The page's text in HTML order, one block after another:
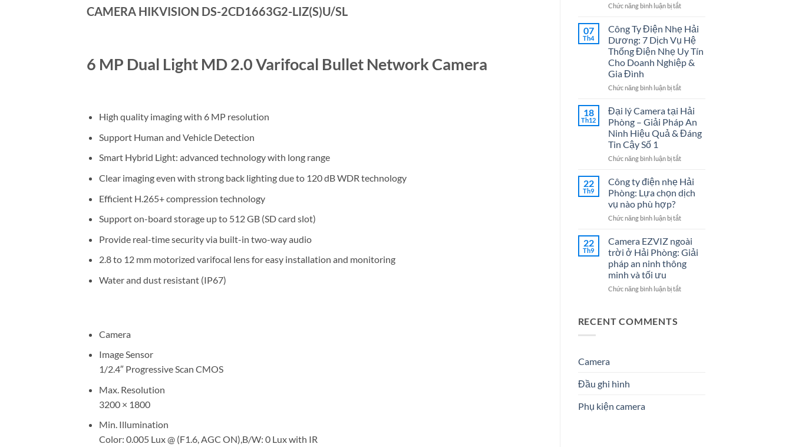
CAMERA HIKVISION DS-2CD1663G2-LIZ(S)U/SL
6 MP Dual Light MD 2.0 Varifocal Bullet Network Camera
High quality imaging with 6 MP resolution
Support Human and Vehicle Detection
Smart Hybrid Light: advanced technology with long range
Clear imaging even with strong back lighting due to 120 dB WDR technology
Efficient H.265+ compression technology
Support on-board storage up to 512 GB (SD card slot)
Provide real-time security via built-in two-way audio
2.8 to 12 mm motorized varifocal lens for easy installation and monitoring
Water and dust resistant (IP67)
Camera
Image Sensor
1/2.4″ Progressive Scan CMOS
Max. Resolution
3200 × 1800
Min. Illumination
Color: 0.005 Lux @ (F1.6, AGC ON),B/W: 0 Lux with IR
Chức năng bình luận bị tắtở
Công
Mạng
LAN
Tại
Hải
Chuyên
Giải
Pháp
Tối
Năm
2026
07
Th4
Công Ty Điện Nhẹ Hải
Dương: 7 Dịch Vụ Hệ
Thống Điện Nhẹ Uy Tín
Cho Doanh Nghiệp &
Gia Đình
Chức năng bình luận bị tắtở
Ty
Điện
Nhẹ
Hải
7
Vụ
Hệ
Thống
Nhẹ
Tín
Cho
Doanh
Nghiệp
Gia
18
Th12
Đại lý Camera tại Hải
Phòng – Giải Pháp An
Ninh Hiệu Quả & Đáng
Tin Cậy Số 1
Chức năng bình luận bị tắtở
lý
Camera
tại
Phòng
Giải
Pháp
An
Ninh
Quả
22
Th9
Công ty điện nhẹ Hải
Phòng: Lựa chọn dịch
vụ nào phù hợp?
Chức năng bình luận bị tắtở
điện
nhẹ
Hải
Lựa
22
Th9
Camera EZVIZ ngoài
trời ở Hải Phòng: Giải
pháp an ninh thông
minh và tối ưu
Chức năng bình luận bị tắtở
RECENT COMMENTS
Camera
Đầu ghi hình
Phụ kiện camera